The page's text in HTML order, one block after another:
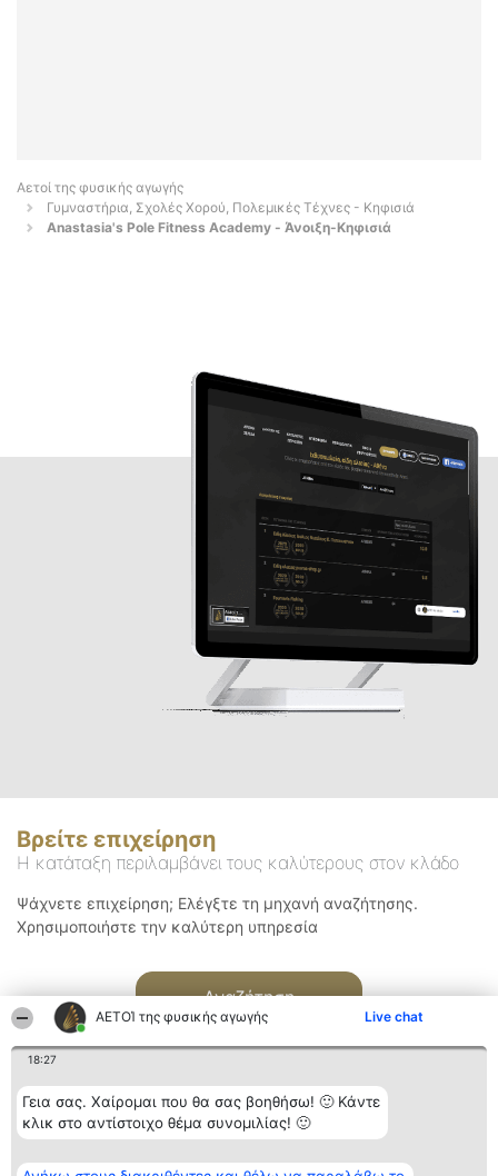
ΑΕΤΟΊ της φυσικής αγωγής Live chat
18:27
Γεια σας. Χαίρομαι που θα σας βοηθήσω! 🙂 Κάντε
κλικ στο αντίστοιχο θέμα συνομιλίας! 🙂
Αετοί της φυσικής αγωγής
Γυμναστήρια, Σχολές Χορού, Πολεμικές Τέχνες - Κηφισιά
Anastasia's Pole Fitness Academy - Άνοιξη-Κηφισιά
Βρείτε επιχείρηση
Η κατάταξη περιλαμβάνει τους καλύτερους στον κλάδο
Ψάχνετε επιχείρηση; Ελέγξτε τη μηχανή αναζήτησης.
Χρησιμοποιήστε την καλύτερη υπηρεσία
Αναζήτηση
Διοργανωτής της
Κατάταξη Επικοινωνία